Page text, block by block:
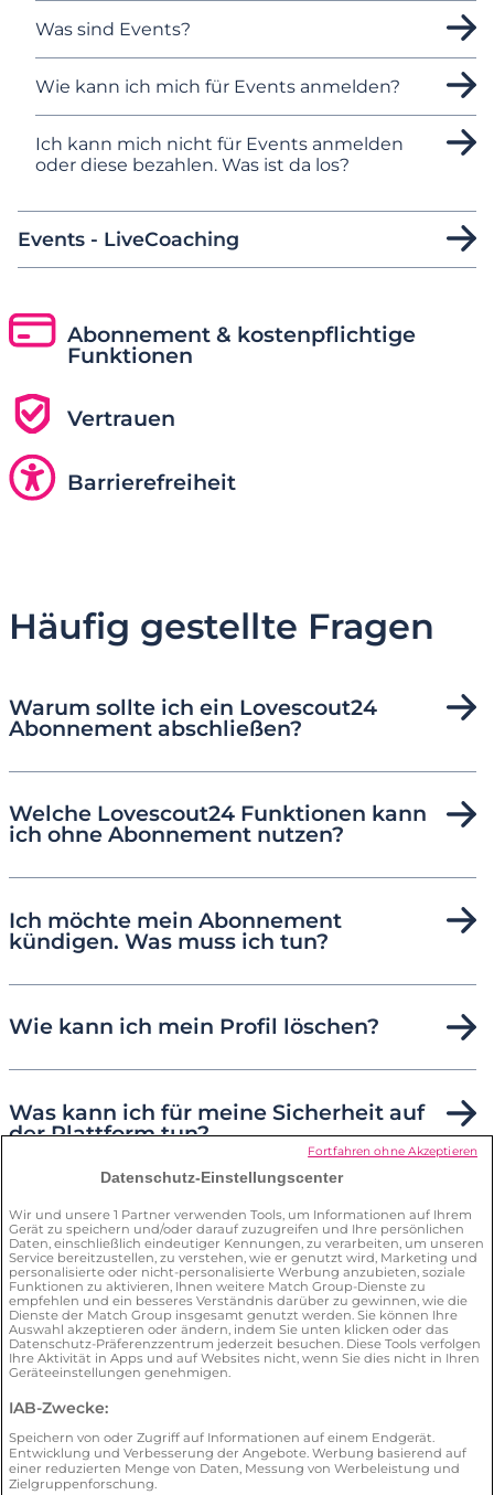
Was sind Events?
Wie kann ich mich für Events anmelden?
Ich kann mich nicht für Events anmelden
oder diese bezahlen. Was ist da los?
Events - LiveCoaching
Abonnement & kostenpflichtige
Funktionen
Vertrauen
Barrierefreiheit
Häufig gestellte Fragen
Warum sollte ich ein Lovescout24
Abonnement abschließen?
Welche Lovescout24 Funktionen kann
ich ohne Abonnement nutzen?
Ich möchte mein Abonnement
kündigen. Was muss ich tun?
Wie kann ich mein Profil löschen?
Was kann ich für meine Sicherheit auf
der Plattform tun?
Wie kann ich den
Datenschutzbeauftragten
kontaktieren?
Cookies
Impressum Illegalen Inhalt melden
© 2026 by LoveScout24. Alle Rechte vorbehalten.
Datenschutz-Einstellungscenter
Wir und unsere 1 Partner verwenden Tools, um Informationen auf Ihrem
Gerät zu speichern und/oder darauf zuzugreifen und Ihre persönlichen
Daten, einschließlich eindeutiger Kennungen, zu verarbeiten, um unseren
Service bereitzustellen, zu verstehen, wie er genutzt wird, Marketing und
personalisierte oder nicht-personalisierte Werbung anzubieten, soziale
Funktionen zu aktivieren, Ihnen weitere Match Group-Dienste zu
empfehlen und ein besseres Verständnis darüber zu gewinnen, wie die
Dienste der Match Group insgesamt genutzt werden. Sie können Ihre
Auswahl akzeptieren oder ändern, indem Sie unten klicken oder das
Datenschutz-Präferenzzentrum jederzeit besuchen. Diese Tools verfolgen
Ihre Aktivität in Apps und auf Websites nicht, wenn Sie dies nicht in Ihren
Geräteeinstellungen genehmigen.
IAB-Zwecke:
Speichern von oder Zugriff auf Informationen auf einem Endgerät.
Entwicklung und Verbesserung der Angebote. Werbung basierend auf
einer reduzierten Menge von Daten, Messung von Werbeleistung und
Zielgruppenforschung.
Fortfahren ohne Akzeptieren